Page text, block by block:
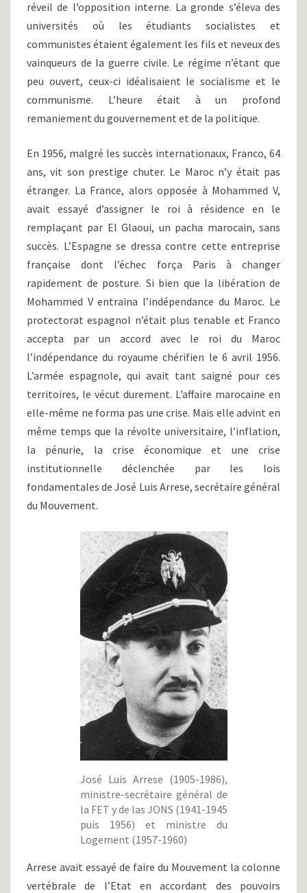
réveil de l’opposition interne. La gronde s’éleva des
universités où les étudiants socialistes et
communistes étaient également les fils et neveux des
vainqueurs de la guerre civile. Le régime n’étant que
peu ouvert, ceux-ci idéalisaient le socialisme et le
communisme. L’heure était à un profond
remaniement du gouvernement et de la politique.
En 1956, malgré les succès internationaux, Franco, 64
ans, vit son prestige chuter. Le Maroc n’y était pas
étranger. La France, alors opposée à Mohammed V,
avait essayé d’assigner le roi à résidence en le
remplaçant par El Glaoui, un pacha marocain, sans
succès. L’Espagne se dressa contre cette entreprise
française dont l’échec força Paris à changer
rapidement de posture. Si bien que la libération de
Mohammed V entraina l’indépendance du Maroc. Le
protectorat espagnol n’était plus tenable et Franco
accepta par un accord avec le roi du Maroc
l’indépendance du royaume chérifien le 6 avril 1956.
L’armée espagnole, qui avait tant saigné pour ces
territoires, le vécut durement. L’affaire marocaine en
elle-même ne forma pas une crise. Mais elle advint en
même temps que la révolte universitaire, l’inflation,
la pénurie, la crise économique et une crise
institutionnelle déclenchée par les lois
fondamentales de José Luis Arrese, secrétaire général
du Mouvement.
José Luis Arrese (1905-1986),
ministre-secrétaire général de
la FET y de las JONS (1941-1945
puis 1956) et ministre du
Logement (1957-1960)
Arrese avait essayé de faire du Mouvement la colonne
vertébrale de l’Etat en accordant des pouvoirs